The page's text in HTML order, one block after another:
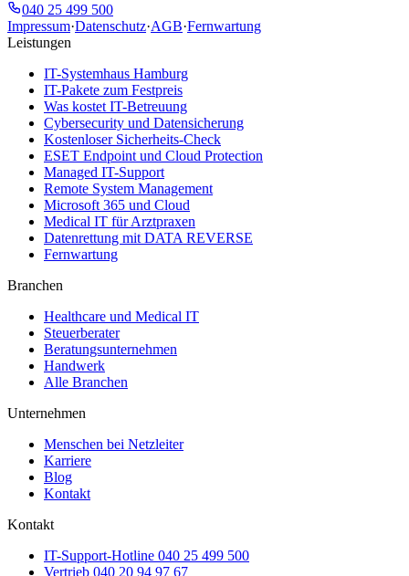
040 25 499 500
Impressum·Datenschutz·AGB·Fernwartung
Leistungen
IT-Systemhaus Hamburg
IT-Pakete zum Festpreis
Was kostet IT-Betreuung
Cybersecurity und Datensicherung
Kostenloser Sicherheits-Check
ESET Endpoint und Cloud Protection
Managed IT-Support
Remote System Management
Microsoft 365 und Cloud
Medical IT für Arztpraxen
Datenrettung mit DATA REVERSE
Fernwartung
Branchen
Healthcare und Medical IT
Steuerberater
Beratungsunternehmen
Handwerk
Alle Branchen
Unternehmen
Menschen bei Netzleiter
Karriere
Blog
Kontakt
Kontakt
IT-Support-Hotline 040 25 499 500
Vertrieb 040 20 94 97 67